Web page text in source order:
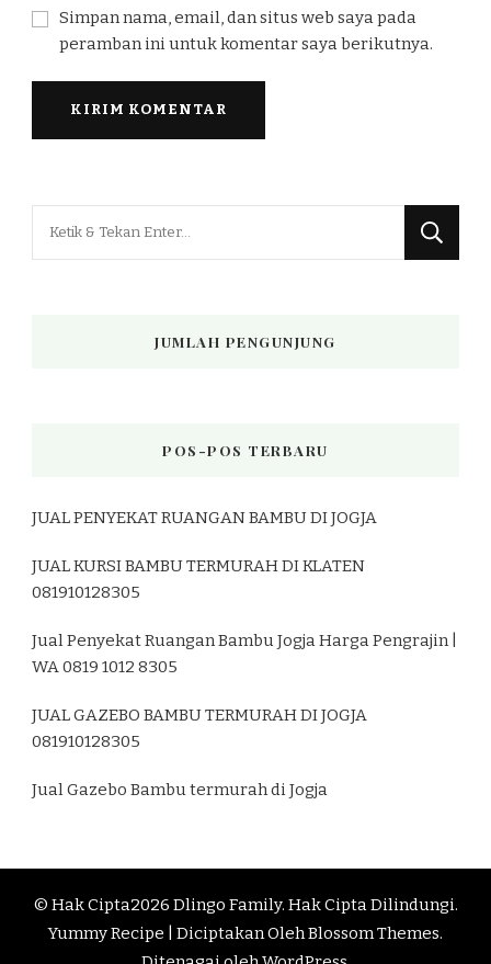
Simpan nama, email, dan situs web saya pada
peramban ini untuk komentar saya berikutnya.
JUMLAH PENGUNJUNG
POS-POS TERBARU
JUAL PENYEKAT RUANGAN BAMBU DI JOGJA
JUAL KURSI BAMBU TERMURAH DI KLATEN
081910128305
Jual Penyekat Ruangan Bambu Jogja Harga Pengrajin |
WA 0819 1012 8305
JUAL GAZEBO BAMBU TERMURAH DI JOGJA
081910128305
Jual Gazebo Bambu termurah di Jogja
© Hak Cipta2026 Dlingo Family. Hak Cipta Dilindungi.
Yummy Recipe | Diciptakan OlehBlossom Themes.